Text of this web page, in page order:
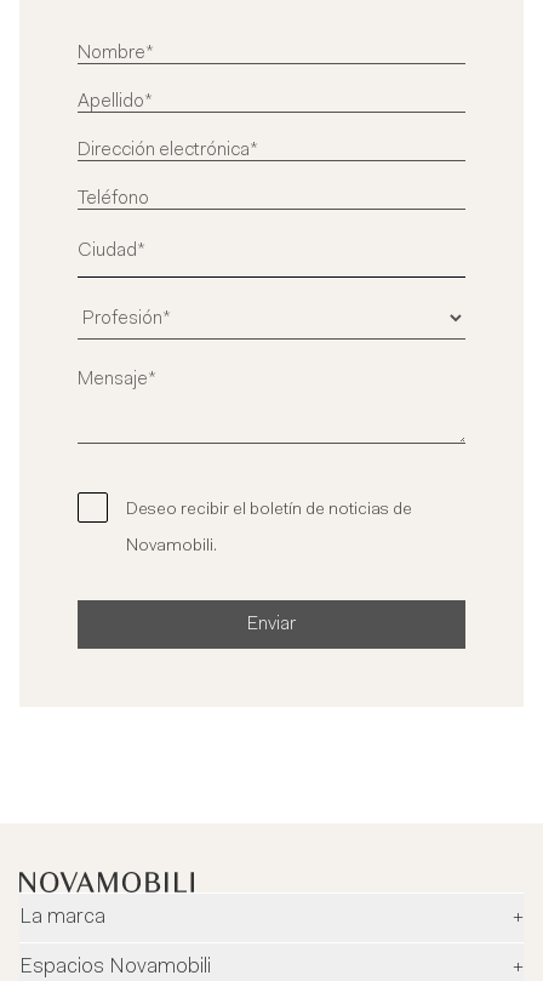
Deseo recibir el boletín de noticias de
Novamobili.
Enviar
La marca
+
Empresa
Espacios Novamobili +